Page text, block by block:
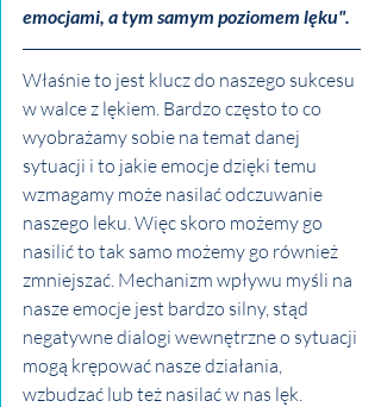
emocjami, a tym samym poziomem lęku".
Właśnie to jest klucz do naszego sukcesu
w walce z lękiem. Bardzo często to co
wyobrażamy sobie na temat danej
sytuacji i to jakie emocje dzięki temu
wzmagamy może nasilać odczuwanie
naszego leku. Więc skoro możemy go
nasilić to tak samo możemy go również
zmniejszać. Mechanizm wpływu myśli na
nasze emocje jest bardzo silny, stąd
negatywne dialogi wewnętrzne o sytuacji
mogą krępować nasze działania,
wzbudzać lub też nasilać w nas lęk.